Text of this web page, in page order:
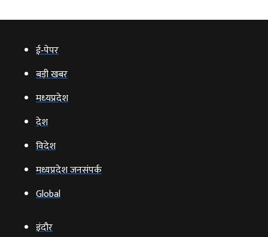
ई‑पेपर
बड़ी खबर
मध्‍यप्रदेश
देश
विदेश
मध्यप्रदेश जनसंपर्क
Global
इंदौर